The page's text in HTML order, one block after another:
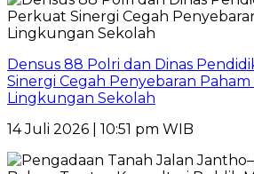
Densus 88 Polri dan Dinas
Sinergi Cegah Penyebaran Paham
Lingkungan Sekolah
14 Juli 2026 | 10:51 pm WIB